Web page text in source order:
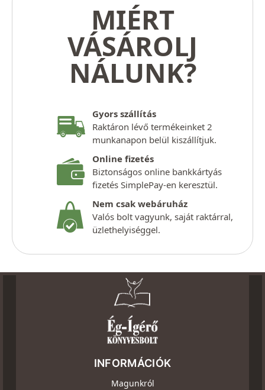
MIÉRT
VÁSÁROLJ
NÁLUNK?
Gyors szállítás
Raktáron lévő termékeinket 2
munkanapon belül kiszállítjuk.
Online fizetés
Biztonságos online bankkártyás
fizetés SimplePay-en keresztül.
Nem csak webáruház
Valós bolt vagyunk, saját raktárral,
üzlethelyiséggel.
INFORMÁCIÓK
Magunkról